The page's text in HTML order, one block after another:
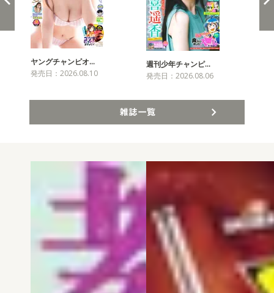
ヤングチャンピオ…
発売日：2026.08.10
週刊少年チャンピ…
発売日：2026.08.06